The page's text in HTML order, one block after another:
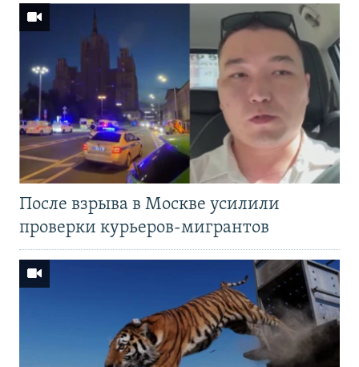
После взрыва в Москве усилили
проверки курьеров-мигрантов